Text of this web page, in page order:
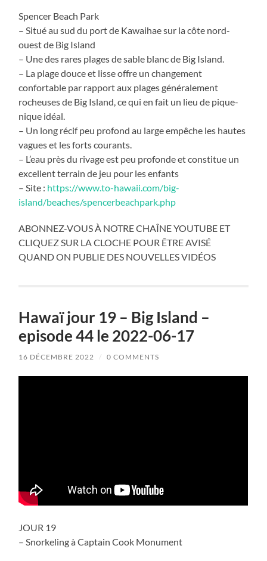
Spencer Beach Park
– Situé au sud du port de Kawaihae sur la côte nord-
ouest de Big Island
– Une des rares plages de sable blanc de Big Island.
– La plage douce et lisse offre un changement
confortable par rapport aux plages généralement
rocheuses de Big Island, ce qui en fait un lieu de pique-
nique idéal.
– Un long récif peu profond au large empêche les hautes
vagues et les forts courants.
– L’eau près du rivage est peu profonde et constitue un
excellent terrain de jeu pour les enfants
– Site : https://www.to-hawaii.com/big-
island/beaches/spencerbeachpark.php
ABONNEZ-VOUS À NOTRE CHAÎNE YOUTUBE ET
CLIQUEZ SUR LA CLOCHE POUR ÊTRE AVISÉ
QUAND ON PUBLIE DES NOUVELLES VIDÉOS
Hawaï jour 19 – Big Island –
episode 44 le 2022-06-17
16 DÉCEMBRE 2022 / 0 COMMENTS
JOUR 19
– Snorkeling à Captain Cook Monument